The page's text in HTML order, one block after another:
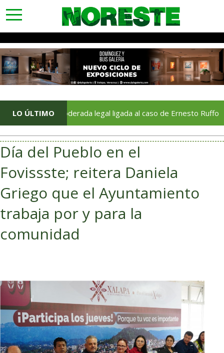
toggle
navigation
LO ÚLTIMO
apoderada legal ligada al caso de Ernesto Ruffo
Día del Pueblo en el
Fovissste; reitera Daniela
Griego que el Ayuntamiento
trabaja por y para la
comunidad